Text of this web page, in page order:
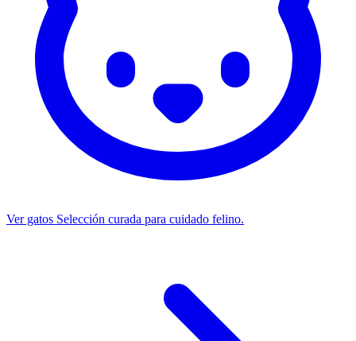
Ver gatos Selección curada para cuidado felino.